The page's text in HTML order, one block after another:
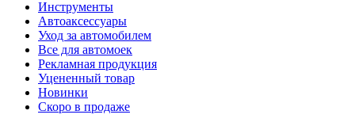
Инструменты
Автоаксессуары
Уход за автомобилем
Все для автомоек
Рекламная продукция
Уцененный товар
Новинки
Скоро в продаже